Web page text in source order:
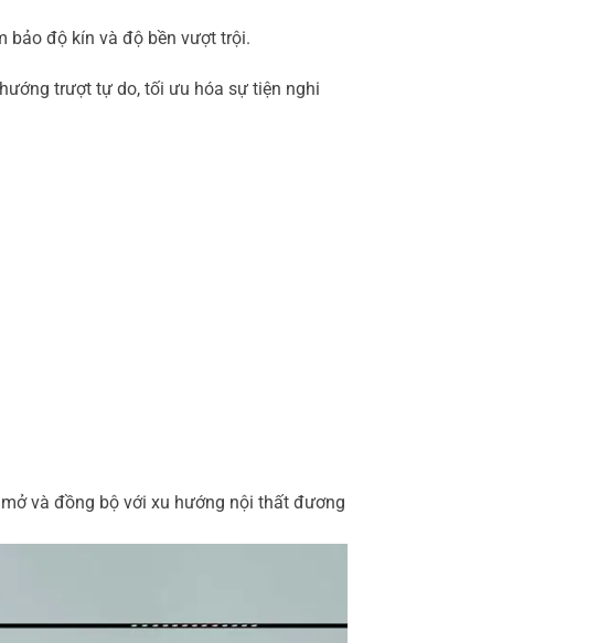
bảo độ kín và độ bền vượt trội.
trượt tự do, tối ưu hóa sự tiện nghi
và đồng bộ với xu hướng nội thất đương